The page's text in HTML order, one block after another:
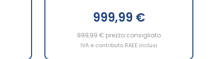
999,99 €
999,99 € prezzo consigliato
IVA e contributo RAEE inclusi